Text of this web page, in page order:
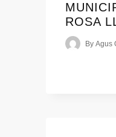
ROSA
By Agus